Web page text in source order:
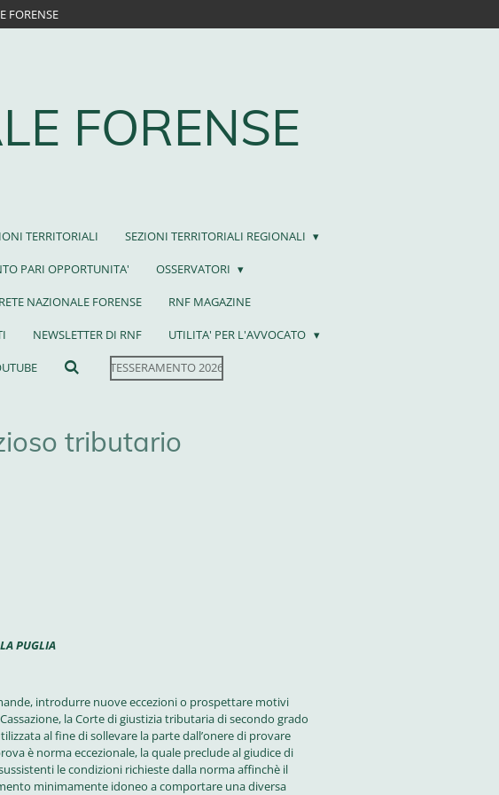
FORENSE
FORENSE
TERRITORIALI SEZIONI TERRITORIALI REGIONALI
PARI OPPORTUNITA' OSSERVATORI
NAZIONALE FORENSE RNF MAGAZINE
NEWSLETTER DI RNF UTILITA' PER L'AVVOCATO
TESSERAMENTO 2026
tributario
PUGLIA
introdurre nuove eccezioni o prospettare motivi
la Corte di giustizia tributaria di secondo grado
al fine di sollevare la parte dall’onere di provare
è norma eccezionale, la quale preclude al giudice di
le condizioni richieste dalla norma affinchè il
minimamente idoneo a comportare una diversa